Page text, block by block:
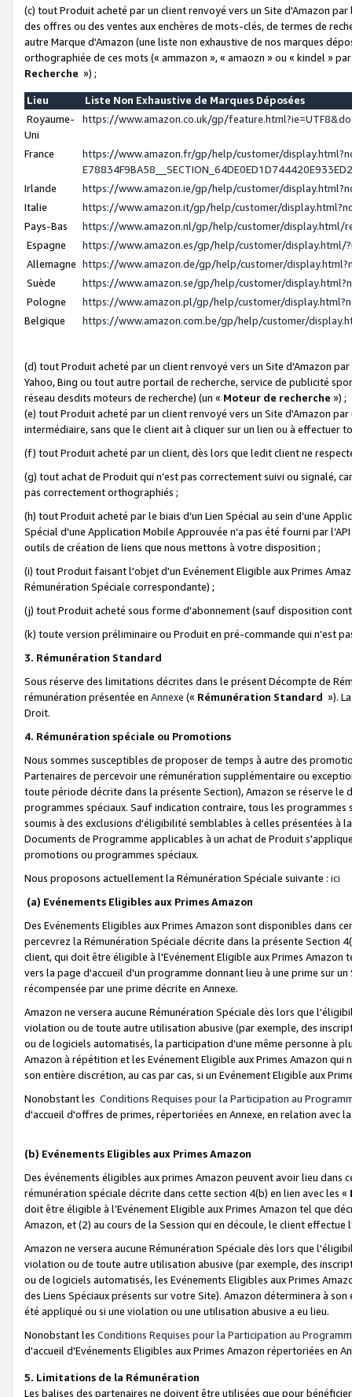
(c) tout Produit acheté par un client renvoyé vers un Site d'Amazon
des offres ou des ventes aux enchères de mots-clés, de termes de
autre Marque d'Amazon (une liste non exhaustive de nos marques
orthographiée de ces mots (« ammazon », « amaozn » ou « kindel »
Recherche ») ;
Lieu
Liste Non Exhaustive de Marques Déposées
Royaume-
Uni
https://www.amazon.co.uk/gp/
France
https://www.amazon.fr/gp/help/customer/
Irlande
https://www.amazon.ie/gp/help/customer/
Italie
https://www.amazon.it/gp/help/customer/
Pays-Bas
https://www.amazon.nl/gp/help/customer/display.html/
Espagne
https://www.amazon.es/gp/help/customer/display.html/
Allemagne https://www.amazon.de/gp/help/customer/
Suède
https://www.amazon.se/gp/help/customer/
Pologne
https://www.amazon.pl/gp/help/customer/
Belgique
https://www.amazon.com.be/gp/help/customer/
(d) tout Produit acheté par un client renvoyé vers un Site d'Amazon
Yahoo, Bing ou tout autre portail de recherche, service de publicité
réseau desdits moteurs de recherche) (un « Moteur de recherche ») ;
(e) tout Produit acheté par un client renvoyé vers un Site d'Amazon
intermédiaire, sans que le client ait à cliquer sur un lien ou à
(f) tout Produit acheté par un client, dès lors que ledit client ne
(g) tout achat de Produit qui n’est pas correctement suivi ou signalé,
pas correctement orthographiés ;
(h) tout Produit acheté par le biais d’un Lien Spécial au sein d’une
Spécial d'une Application Mobile Approuvée n’a pas été fourni par
outils de création de liens que nous mettons à votre disposition ;
(i) tout Produit faisant l'objet d'un Evénement Eligible aux Primes
Rémunération Spéciale correspondante) ;
(j) tout Produit acheté sous forme d'abonnement (sauf disposition
(k) toute version préliminaire ou Produit en pré-commande qui n’est
3. Rémunération Standard
Sous réserve des limitations décrites dans le présent Décompte de
rémunération présentée en Annexe (« Rémunération Standard »).
Droit.
4. Rémunération spéciale ou Promotions
Nous sommes susceptibles de proposer de temps à autre des
Partenaires de percevoir une rémunération supplémentaire ou
toute période décrite dans la présente Section), Amazon se réserve
programmes spéciaux. Sauf indication contraire, tous les
soumis à des exclusions d'éligibilité semblables à celles présentées à
Documents de Programme applicables à un achat de Produit
promotions ou programmes spéciaux.
Nous proposons actuellement la Rémunération Spéciale suivante : ici
(a) Evénements Eligibles aux Primes Amazon
Des Evénements Eligibles aux Primes Amazon sont disponibles dans
percevrez la Rémunération Spéciale décrite dans la présente Section
client, qui doit être éligible à l'Evénement Eligible aux Primes Amazon
vers la page d'accueil d'un programme donnant lieu à une prime sur
récompensée par une prime décrite en Annexe.
Amazon ne versera aucune Rémunération Spéciale dès lors que
violation ou de toute autre utilisation abusive (par exemple, des
ou de logiciels automatisés, la participation d'une même personne à
Amazon à répétition et les Evénement Eligible aux Primes Amazon qui
son entière discrétion, au cas par cas, si un Evénement Eligible aux
Nonobstant les Conditions Requises pour la Participation au
d'accueil d'offres de primes, répertoriées en Annexe, en relation avec
(b) Evénements Eligibles aux Primes Amazon
Des événements éligibles aux primes Amazon peuvent avoir lieu dans
rémunération spéciale décrite dans cette section 4(b) en lien avec les «
doit être éligible à l’Evénement Eligible aux Primes Amazon tel que
Amazon, et (2) au cours de la Session qui en découle, le client
Amazon ne versera aucune Rémunération Spéciale dès lors que
violation ou de toute autre utilisation abusive (par exemple, des
ou de logiciels automatisés, les Evénements Eligibles aux Primes
des Liens Spéciaux présents sur votre Site). Amazon déterminera à
été appliqué ou si une violation ou une utilisation abusive a eu lieu.
Nonobstant les Conditions Requises pour la Participation au
d'accueil d'Evénements Eligibles aux Primes Amazon répertoriées en
5. Limitations de la Rémunération
Les balises des partenaires ne doivent être utilisées que pour